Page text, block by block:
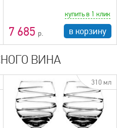
7 685
купить в 1 клик
в корзину
ВИНА
310 мл